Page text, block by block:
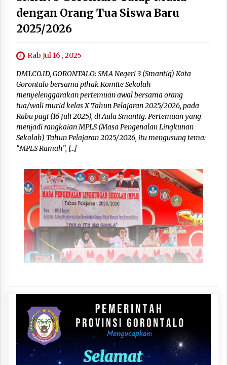
dengan Orang Tua Siswa Baru
2025/2026
Rab Jul 16 , 2025
DM1.CO.ID, GORONTALO: SMA Negeri 3 (Smantig) Kota
Gorontalo bersama pihak Komite Sekolah
menyelenggarakan pertemuan awal bersama orang
tua/wali murid kelas X Tahun Pelajaran 2025/2026, pada
Rabu pagi (16 Juli 2025), di Aula Smantig. Pertemuan yang
menjadi rangkaian MPLS (Masa Pengenalan Lingkunan
Sekolah) Tahun Pelajaran 2025/2026, itu mengusung tema:
“MPLS Ramah”, […]